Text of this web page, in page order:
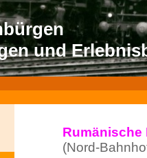
und
Rumänische
(Nord-